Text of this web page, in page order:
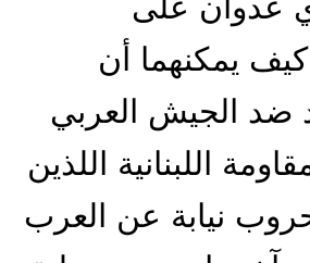
يمكنهما أن
ضد الجيش العربي
اللبنانية اللذين
نيابة عن العرب